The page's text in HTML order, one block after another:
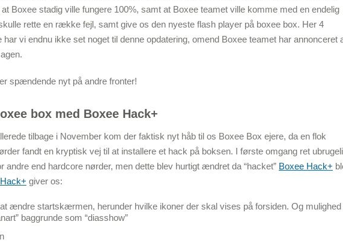
Boxee stadig ville fungere 100%, samt at Boxee teamet ville komme med en endelig
rette en række fejl, samt give os den nyeste flash player på boxee box. Her 4
har vi endnu ikke set noget til denne opdatering, omend Boxee teamet har annonceret
spændende nyt på andre fronter!
box med Boxee Hack+
ede tilbage i November kom der faktisk nyt håb til os Boxee Box ejere, da en flok
fandt en kryptisk vej til at installere et hack på boksen. I første omgang ret
andre end hardcore nørder, men dette blev hurtigt ændret da “hacket” Boxee Hack+
giver os:
ændre startskærmen, herunder hvilke ikoner der skal vises på forsiden. Og mulighed
baggrunde som “diasshow”